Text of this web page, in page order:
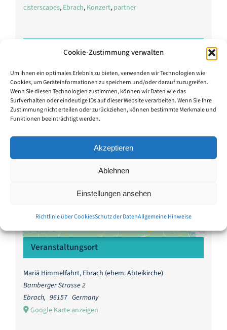
Cookie-Zustimmung verwalten
Um Ihnen ein optimales Erlebnis zu bieten, verwenden wir Technologien wie
Cookies, um Geräteinformationen zu speichern und/oder darauf zuzugreifen.
Wenn Sie diesen Technologien zustimmen, können wir Daten wie das
Surfverhalten oder eindeutige IDs auf dieser Website verarbeiten. Wenn Sie Ihre
Zustimmung nicht erteilen oder zurückziehen, können bestimmte Merkmale und
Funktionen beeinträchtigt werden.
Akzeptieren
Ablehnen
Einstellungen ansehen
Richtlinie über CookiesSchutz der DatenAllgemeine Hinweise
cisterscapes, Ebrach, Konzert, partner
Veranstalter
Orgelförderverein Ebrach e. V.
Veranstalter-Website anzeigen
Veranstaltungsort
Mariä Himmelfahrt, Ebrach (ehem. Abteikirche)
Bamberger Strasse 2
Ebrach, 96157 Germany
Google Karte anzeigen
akzeptieren und diesen Inhalt zu aktivieren
Klicke hier, um Marketing-Cookies zu